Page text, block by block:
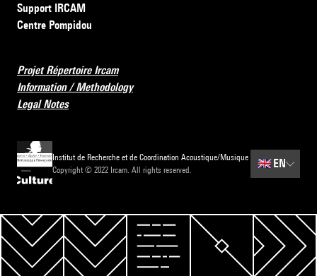
Support IRCAM
Centre Pompidou
Projet Répertoire Ircam
Information / Methodology
Legal Notes
Institut de Recherche et de Coordination Acoustique/Musique
Copyright © 2022 Ircam. All rights reserved.
🇬🇧 EN